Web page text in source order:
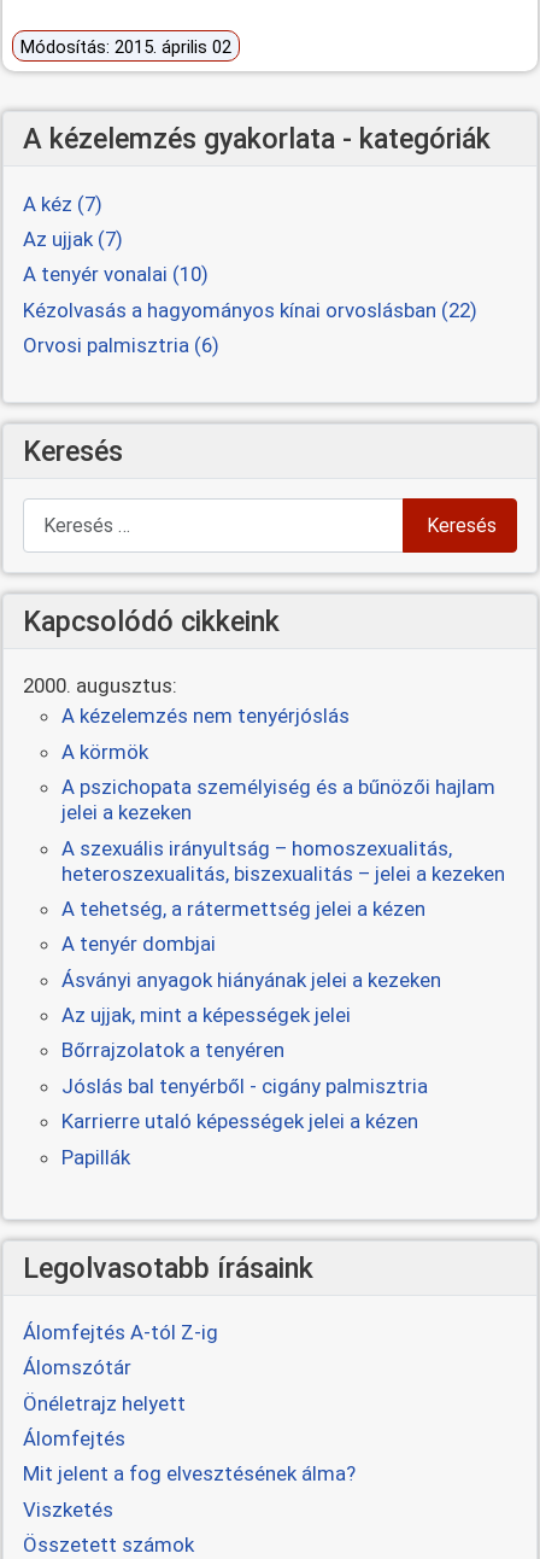
Módosítás: 2015. április 02
A kézelemzés gyakorlata - kategóriák
A kéz (7)
Az ujjak (7)
A tenyér vonalai (10)
Kézolvasás a hagyományos kínai orvoslásban (22)
Orvosi palmisztria (6)
Keresés
Keresés
Keresés
Kapcsolódó cikkeink
2000. augusztus:
A kézelemzés nem tenyérjóslás
A körmök
A pszichopata személyiség és a bűnözői hajlam
jelei a kezeken
A szexuális irányultság – homoszexualitás,
heteroszexualitás, biszexualitás – jelei a kezeken
A tehetség, a rátermettség jelei a kézen
A tenyér dombjai
Ásványi anyagok hiányának jelei a kezeken
Az ujjak, mint a képességek jelei
Bőrrajzolatok a tenyéren
Jóslás bal tenyérből - cigány palmisztria
Karrierre utaló képességek jelei a kézen
Papillák
Legolvasotabb írásaink
Álomfejtés A-tól Z-ig
Álomszótár
Önéletrajz helyett
Álomfejtés
Mit jelent a fog elvesztésének álma?
Viszketés
Összetett számok